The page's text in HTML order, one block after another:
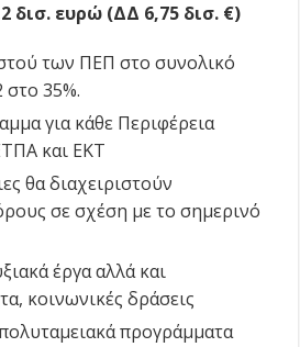
δισ. ευρώ (ΔΔ 6,75 δισ. €)
των ΠΕΠ στο συνολικό
35%.
για κάθε Περιφέρεια
και ΕΚΤ
θα διαχειριστούν
σε σχέση με το σημερινό
έργα αλλά και
κοινωνικές δράσεις
προγράμματα